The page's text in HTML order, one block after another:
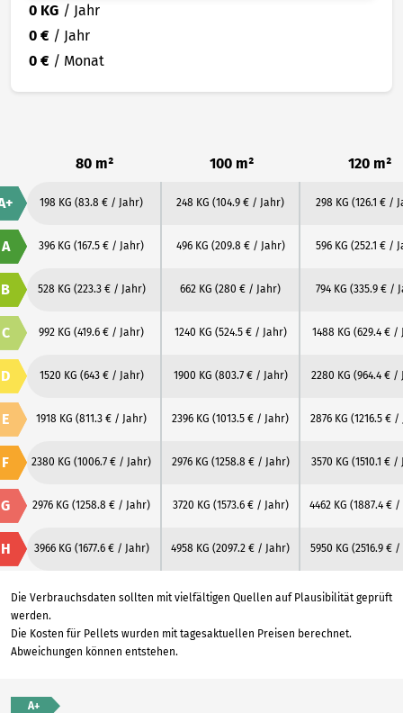
0 KG / Jahr
0 € / Jahr
0 € / Monat
80 m² 100 m² 120 m²
198 KG (83.8 € / Jahr) 248 KG (104.9 € / Jahr) 298 KG (126.1 € /
A 396 KG (167.5 € / Jahr) 496 KG (209.8 € / Jahr) 596 KG (252.1 € /
B 528 KG (223.3 € / Jahr) 662 KG (280 € / Jahr) 794 KG (335.9 € /
C 992 KG (419.6 € / Jahr) 1240 KG (524.5 € / Jahr) 1488 KG (629.4 € /
D 1520 KG (643 € / Jahr) 1900 KG (803.7 € / Jahr) 2280 KG (964.4 € /
E 1918 KG (811.3 € / Jahr) 2396 KG (1013.5 € / Jahr) 2876 KG (1216.5 € /
F 2380 KG (1006.7 € / Jahr) 2976 KG (1258.8 € / Jahr) 3570 KG (1510.1 € /
G 2976 KG (1258.8 € / Jahr) 3720 KG (1573.6 € / Jahr) 4462 KG (1887.4 € /
H 3966 KG (1677.6 € / Jahr) 4958 KG (2097.2 € / Jahr) 5950 KG (2516.9 € /
Die Verbrauchsdaten sollten mit vielfältigen Quellen auf Plausibilität geprüft
werden.
Die Kosten für Pellets wurden mit tagesaktuellen Preisen berechnet.
Abweichungen können entstehen.
A+